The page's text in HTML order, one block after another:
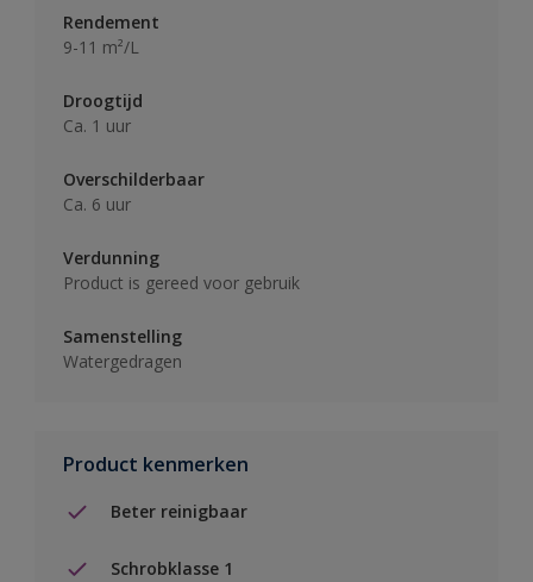
Rendement
9-11 m²/L
Droogtijd
Ca. 1 uur
Overschilderbaar
Ca. 6 uur
Verdunning
Product is gereed voor gebruik
Samenstelling
Watergedragen
Product kenmerken
Beter reinigbaar
Schrobklasse 1